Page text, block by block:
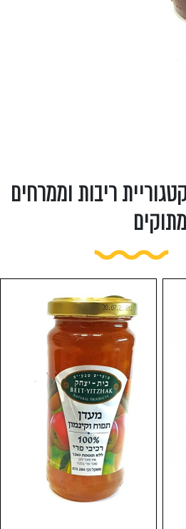
ריבות וממרחים
מתוקים